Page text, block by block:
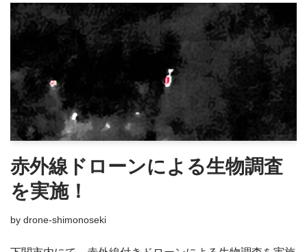
ス
キ
プ
赤外線ドローンによる生物調査
を実施！
by drone-shimonoseki